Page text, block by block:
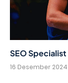
SEO
16 Desember 2024